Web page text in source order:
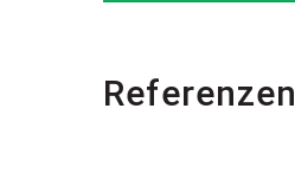
Referenzen